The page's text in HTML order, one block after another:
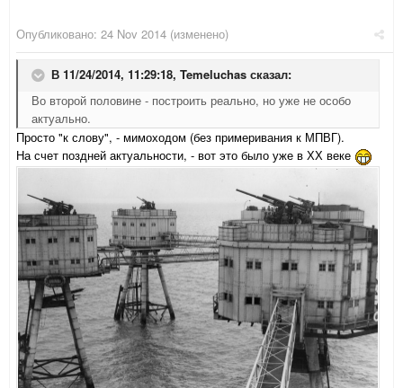
Опубликовано: 24 Nov 2014 (изменено)
В 11/24/2014, 11:29:18, Temeluchas сказал:
Во второй половине - построить реально, но уже не особо
актуально.
Просто "к слову", - мимоходом (без примеривания к МПВГ).
На счет поздней актуальности, - вот это было уже в ХХ веке